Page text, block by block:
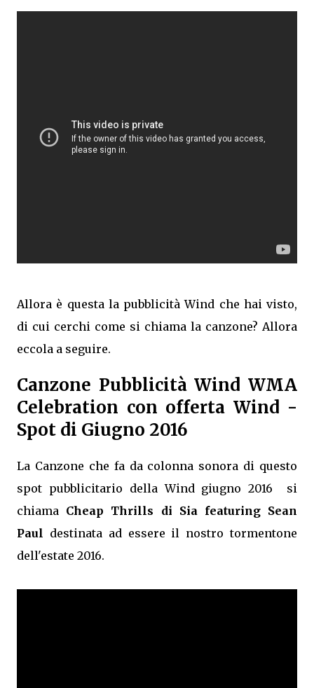
Allora è questa la pubblicità Wind che hai visto,
di cui cerchi come si chiama la canzone? Allora
eccola a seguire.
Canzone Pubblicità Wind WMA
Celebration con offerta Wind -
Spot di Giugno 2016
La Canzone che fa da colonna sonora di questo
spot pubblicitario della Wind giugno 2016 si
chiama Cheap Thrills di Sia featuring Sean
Paul destinata ad essere il nostro tormentone
dell'estate 2016.